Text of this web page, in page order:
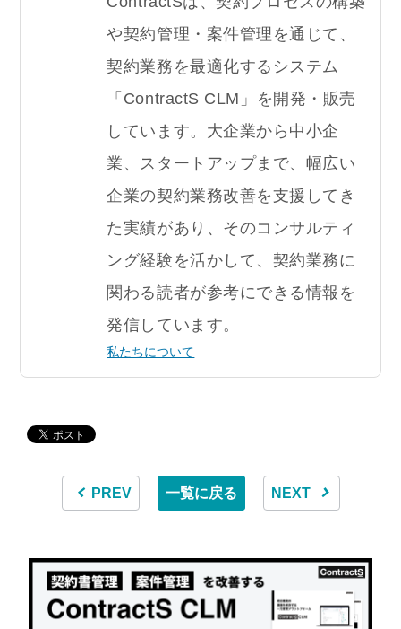
や契約管理・案件管理を通じて、
契約業務を最適化するシステム
「ContractS CLM」を開発・販売
しています。大企業から中小企
業、スタートアップまで、幅広い
企業の契約業務改善を支援してき
た実績があり、そのコンサルティ
ング経験を活かして、契約業務に
関わる読者が参考にできる情報を
発信しています。
私たちについて
PREV 一覧に戻る NEXT